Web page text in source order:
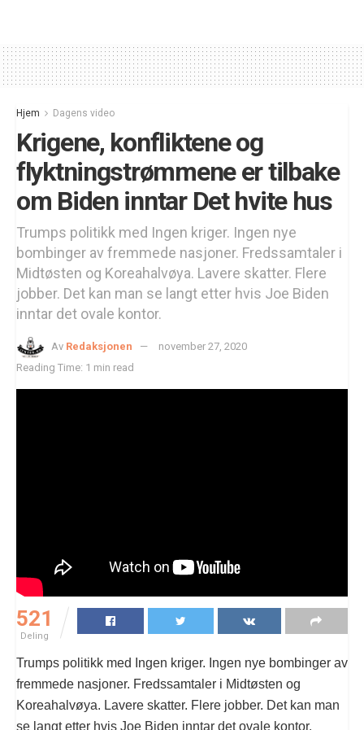
Hjem Dagens video
Krigene, konfliktene og
flyktningstrømmene er tilbake
om Biden inntar Det hvite hus
Trumps politikk med Ingen kriger. Ingen nye
bombinger av fremmede nasjoner. Fredssamtaler i
Midtøsten og Koreahalvøya. Lavere skatter. Flere
jobber. Det kan man se langt etter hvis Joe Biden
inntar det ovale kontor.
Av Redaksjonen
november 27, 2020
Reading Time: 1 min read
521
Deling
Trumps politikk med Ingen kriger. Ingen nye bombinger av
fremmede nasjoner. Fredssamtaler i Midtøsten og
Koreahalvøya. Lavere skatter. Flere jobber. Det kan man
se langt etter hvis Joe Biden inntar det ovale kontor.